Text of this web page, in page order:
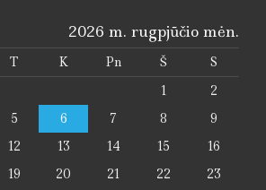
2026 m. rugpjūčio mėn.
T K Pn Š
S
1
2
5 6 7 8
9
12 13 14 15
16
19 20 21 22 23